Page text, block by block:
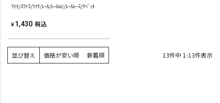
ﾗｲﾄ/ｽﾗｲｽ/ﾂｧﾘ/ﾚｰﾙ/ﾚｰﾙxc/ﾚｰﾙﾚｰｽ/ﾘﾍﾞｯﾄ
¥ 1,430 税込
並び替え 価格が安い順 新着順 13件中 1-13件表示